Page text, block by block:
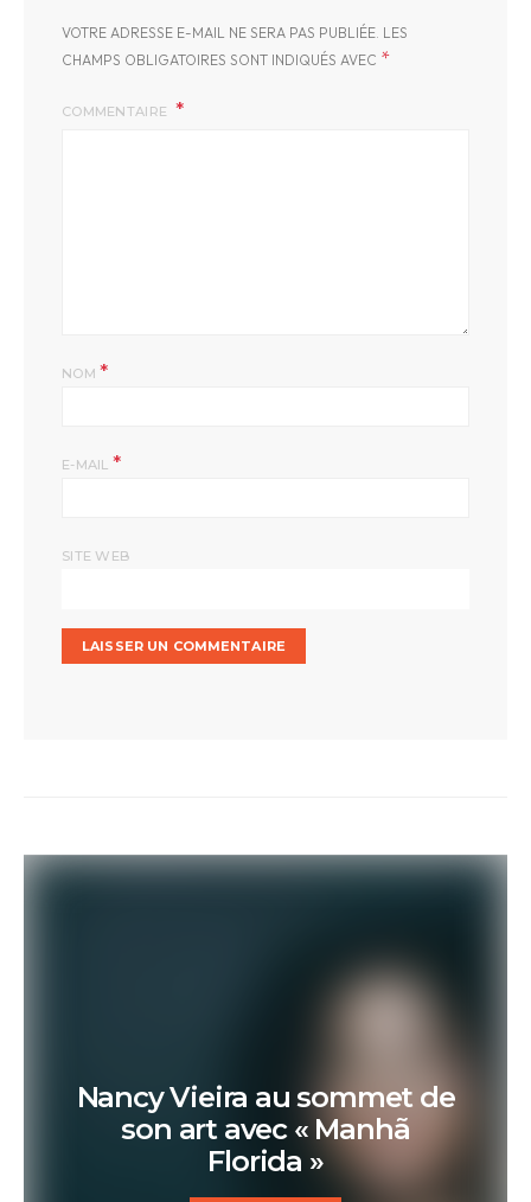
VOTRE ADRESSE E-MAIL NE SERA PAS PUBLIÉE. LES
CHAMPS OBLIGATOIRES SONT INDIQUÉS AVEC *
COMMENTAIRE
NOM*
E-MAIL *
SITE WEB
Nancy Vieira au sommet de
son art avec « Manhã
Florida »